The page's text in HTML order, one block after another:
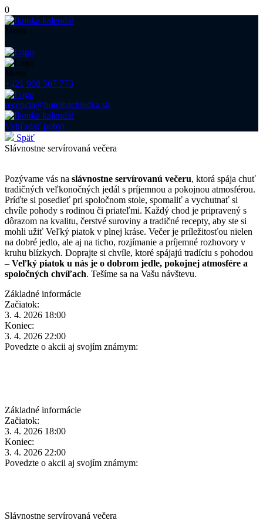
0
Menu
Menu
+421 908 507 773
recepcia@hotelbachledka.sk
Vyhľadať pobyt
Späť
Slávnostne servírovaná večera
Pozývame vás na slávnostne servírovanú večeru, ktorá spája chuť
tradičných veľkonočných jedál s príjemnou a pokojnou atmosférou.
Príďte si posedieť pri spoločnom stole, spomaliť a vychutnať si
chvíle pohody s rodinou či priateľmi. Každý chod je pripravený s
dôrazom na kvalitu, čerstvé suroviny a tradičné recepty, aby ste si
mohli užiť Veľký piatok v plnej kráse. Večer je príležitosťou nielen
na dobré jedlo, ale aj na ticho, rozjímanie a príjemné rozhovory v
kruhu blízkych. Doprajte si chvíle, ktoré spájajú tradíciu s pohodou
– Veľký piatok u nás je o dobrom jedle, pokojnej atmosfére a
spoločných chvíľach. Tešíme sa na Vašu návštevu.
Základné informácie
Začiatok:
3. 4. 2026 18:00
Koniec:
3. 4. 2026 22:00
Povedzte o akcii aj svojím známym:
Základné informácie
Začiatok:
3. 4. 2026 18:00
Koniec:
3. 4. 2026 22:00
Povedzte o akcii aj svojím známym:
Slávnostne servírovaná večera